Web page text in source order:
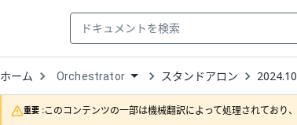
ホーム Open
Dropdown
to
choose
product
Orchestrator スタンドアロン 2024.10
重要 :このコンテンツの一部は機械翻訳によって処理されており